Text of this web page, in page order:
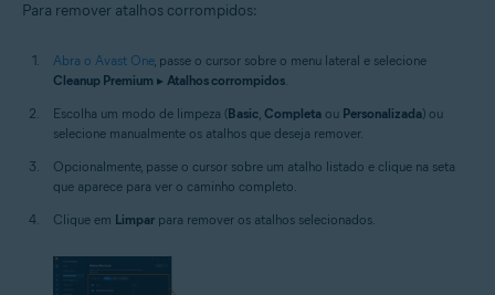
Para remover atalhos corrompidos:
Abra o Avast One, passe o cursor sobre o menu lateral e selecione
Cleanup Premium ▸ Atalhos corrompidos.
Escolha um modo de limpeza (Basic, Completa ou Personalizada) ou
selecione manualmente os atalhos que deseja remover.
Opcionalmente, passe o cursor sobre um atalho listado e clique na seta
que aparece para ver o caminho completo.
Clique em Limpar para remover os atalhos selecionados.